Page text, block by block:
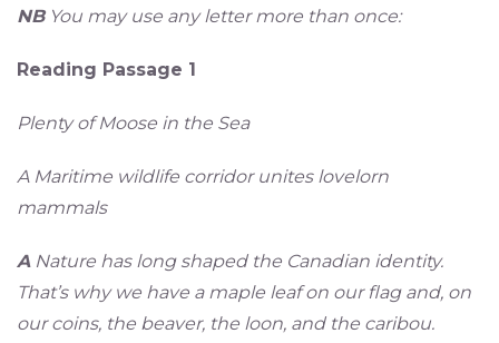
NBYou may use any letter more than once:
Reading Passage 1
Plenty of Moose in the Sea
A Maritime wildlife corridor unites lovelorn
mammals
ANature has long shaped the Canadian identity.
That’s why we have a maple leaf on our flag and, on
our coins, the beaver, the loon, and the caribou.